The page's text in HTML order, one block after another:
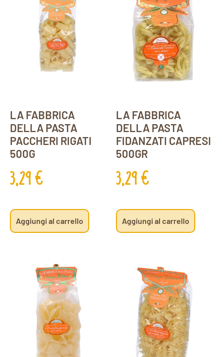
LA FABBRICA
DELLA PASTA
PACCHERI RIGATI
500G
3,29€
Aggiungi al carrello
LA FABBRICA
DELLA PASTA
FIDANZATI CAPRESI
500GR
3,29€
Aggiungi al carrello